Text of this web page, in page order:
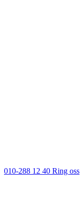
010-288 12 40 Ring oss